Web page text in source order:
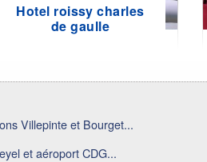
Hotel roissy charles
de gaulle
Villepinte et Bourget...
et aéroport CDG...